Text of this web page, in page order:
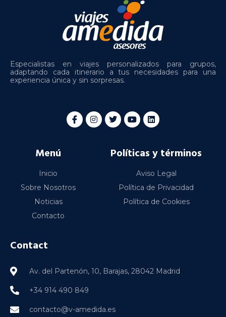
Especialistas en viajes personalizados para grupos,
adaptando cada itinerario a tus necesidades para una
experiencia única y sin sorpresas.
Menú
Inicio
Sobre Nosotros
Noticias
Contacto
Políticas y términos
Aviso Legal
Política de Privacidad
Política de Cookies
Contact
Av. del Partenón, 10, Barajas, 28042 Madrid
+34 914 490 849
contacto@v-amedida.es